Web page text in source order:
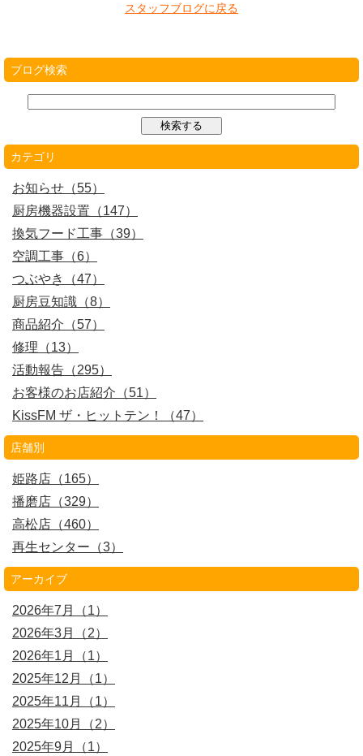
スタッフブログに戻る
ブログ検索
カテゴリ
お知らせ（55）
厨房機器設置（147）
換気フード工事（39）
空調工事（6）
つぶやき（47）
厨房豆知識（8）
商品紹介（57）
修理（13）
活動報告（295）
お客様のお店紹介（51）
KissFM ザ・ヒットテン！（47）
店舗別
姫路店（165）
播磨店（329）
高松店（460）
再生センター（3）
アーカイブ
2026年7月（1）
2026年3月（2）
2026年1月（1）
2025年12月（1）
2025年11月（1）
2025年10月（2）
2025年9月（1）